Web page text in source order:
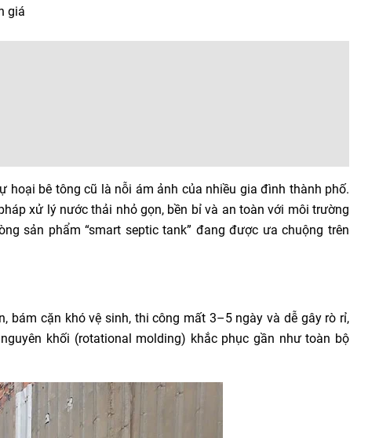
giá
hoại bê tông cũ là nỗi ám ảnh của nhiều gia đình thành phố.
xử lý nước thải nhỏ gọn, bền bỉ và an toàn với môi trường
sản phẩm “smart septic tank” đang được ưa chuộng trên
bám cặn khó vệ sinh, thi công mất 3–5 ngày và dễ gây rò rỉ,
khối (rotational molding) khắc phục gần như toàn bộ